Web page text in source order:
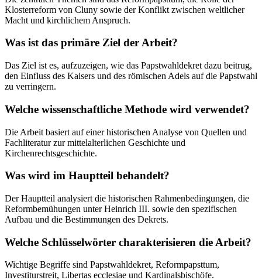
Klosterreform von Cluny sowie der Konflikt zwischen weltlicher
Macht und kirchlichem Anspruch.
Was ist das primäre Ziel der Arbeit?
Das Ziel ist es, aufzuzeigen, wie das Papstwahldekret dazu beitrug,
den Einfluss des Kaisers und des römischen Adels auf die Papstwahl
zu verringern.
Welche wissenschaftliche Methode wird verwendet?
Die Arbeit basiert auf einer historischen Analyse von Quellen und
Fachliteratur zur mittelalterlichen Geschichte und
Kirchenrechtsgeschichte.
Was wird im Hauptteil behandelt?
Der Hauptteil analysiert die historischen Rahmenbedingungen, die
Reformbemühungen unter Heinrich III. sowie den spezifischen
Aufbau und die Bestimmungen des Dekrets.
Welche Schlüsselwörter charakterisieren die Arbeit?
Wichtige Begriffe sind Papstwahldekret, Reformpapsttum,
Investiturstreit, Libertas ecclesiae und Kardinalsbischöfe.